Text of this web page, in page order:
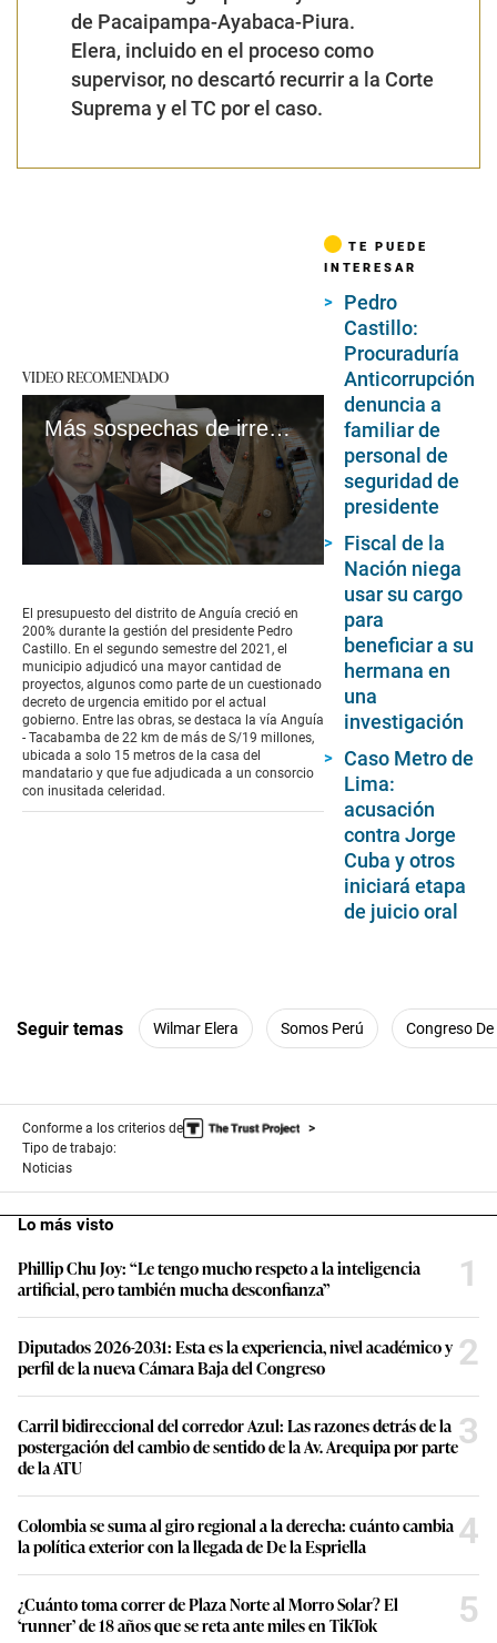
de Pacaipampa-Ayabaca-Piura.
Elera, incluido en el proceso como
supervisor, no descartó recurrir a la Corte
Suprema y el TC por el caso.
VIDEO RECOMENDADO
Más sospechas de irregularidades en obras de Anguía I UI #VideosEC
of
2
minutes,
33
seconds
El presupuesto del distrito de Anguía creció en
200% durante la gestión del presidente Pedro
Castillo. En el segundo semestre del 2021, el
municipio adjudicó una mayor cantidad de
proyectos, algunos como parte de un cuestionado
decreto de urgencia emitido por el actual
gobierno. Entre las obras, se destaca la vía Anguía
- Tacabamba de 22 km de más de S/19 millones,
ubicada a solo 15 metros de la casa del
mandatario y que fue adjudicada a un consorcio
con inusitada celeridad.
TE PUEDE
INTERESAR
Pedro
Castillo:
Procuraduría
Anticorrupción
denuncia a
familiar de
personal de
seguridad de
presidente
Fiscal de la
Nación niega
usar su cargo
para
beneficiar a su
hermana en
una
investigación
Caso Metro de
Lima:
acusación
contra Jorge
Cuba y otros
iniciará etapa
de juicio oral
Seguir temas Wilmar Elera Somos Perú Congreso
Conforme a los criterios de
Tipo de trabajo:
Noticias
Lo más visto
Phillip Chu Joy: “Le tengo mucho respeto a la inteligencia
artificial, pero también mucha desconfianza”
1
Diputados 2026-2031: Esta es la experiencia, nivel académico y
perfil de la nueva Cámara Baja del Congreso
2
Carril bidireccional del corredor Azul: Las razones detrás de la
postergación del cambio de sentido de la Av. Arequipa por parte
de la ATU
3
Colombia se suma al giro regional a la derecha: cuánto cambia
la política exterior con la llegada de De la Espriella
4
¿Cuánto toma correr de Plaza Norte al Morro Solar? El
‘runner’ de 18 años que se reta ante miles en TikTok
5